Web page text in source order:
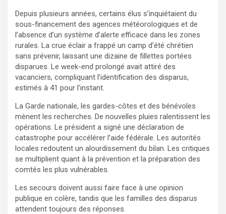
Depuis plusieurs années, certains élus s’inquiétaient du
sous-financement des agences météorologiques et de
l’absence d’un système d’alerte efficace dans les zones
rurales. La crue éclair a frappé un camp d’été chrétien
sans prévenir, laissant une dizaine de fillettes portées
disparues. Le week-end prolongé avait attiré des
vacanciers, compliquant l’identification des disparus,
estimés à 41 pour l’instant.
La Garde nationale, les gardes-côtes et des bénévoles
mènent les recherches. De nouvelles pluies ralentissent les
opérations. Le président a signé une déclaration de
catastrophe pour accélérer l’aide fédérale. Les autorités
locales redoutent un alourdissement du bilan. Les critiques
se multiplient quant à la prévention et la préparation des
comtés les plus vulnérables.
Les secours doivent aussi faire face à une opinion
publique en colère, tandis que les familles des disparus
attendent toujours des réponses.